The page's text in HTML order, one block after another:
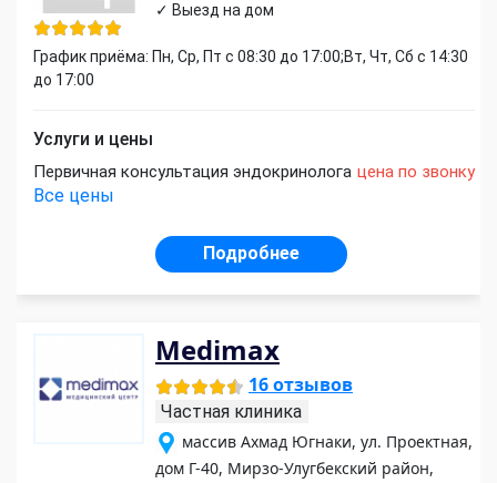
✓ Выезд на дом
График приёма: Пн, Ср, Пт с 08:30 до 17:00;Вт, Чт, Сб с 14:30
до 17:00
Услуги и цены
Первичная консультация эндокринолога цена по звонку
Все цены
Подробнее
Medimax
16 отзывов
Частная клиника
массив Ахмад Югнаки, ул. Проектная,
дом Г-40, Мирзо-Улугбекский район,